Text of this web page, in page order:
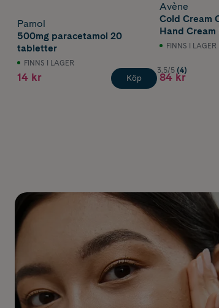
Pamol
500mg paracetamol 20
tabletter
FINNS I LAGER
14 kr Köp
Avène
Cold Cream
Hand Cream
FINNS I LAGER
3.5/5 (4)
84 kr